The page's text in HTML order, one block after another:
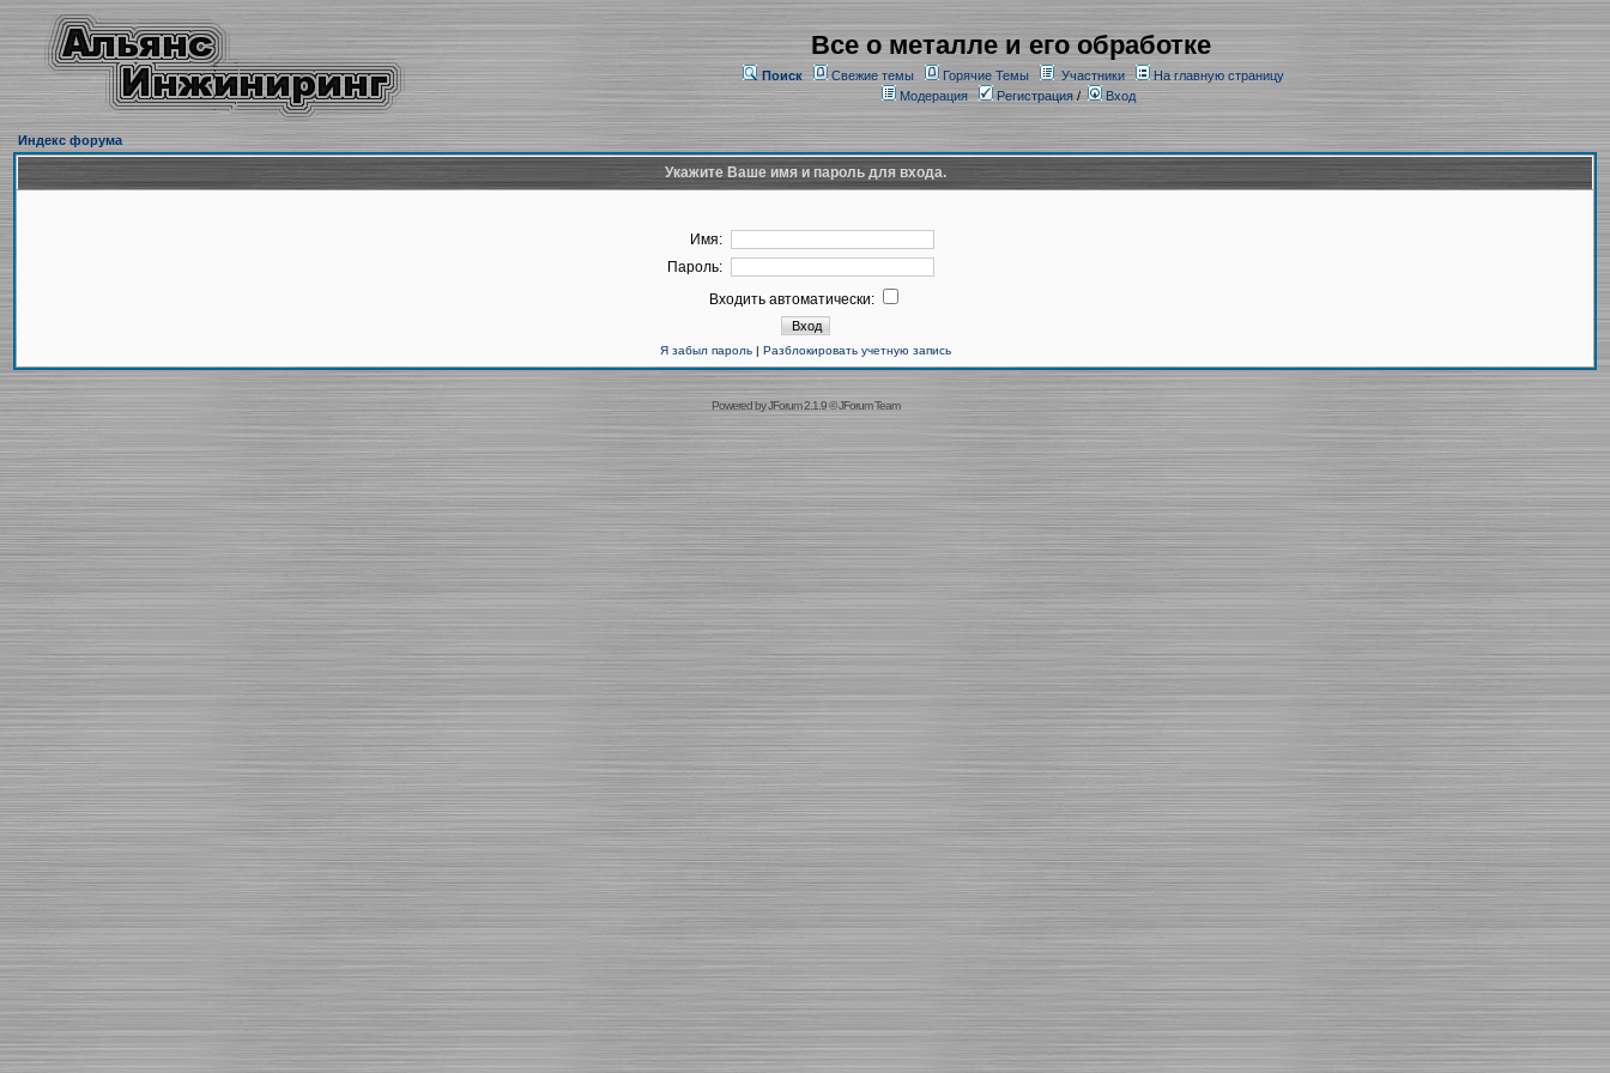
Все о металле и его обработке
Поиск Свежие темы Горячие Темы Участники
На главную страницу
Модерация
Регистрация/ Вход
Индекс форума
Укажите Ваше имя и пароль для входа.
Имя:
Пароль:
Входить автоматически:
Я забыл пароль| Разблокировать учетную запись
Powered byJForum 2.1.9©JForum Team